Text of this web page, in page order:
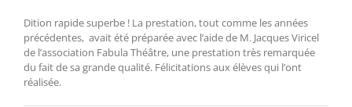
Dition rapide superbe ! La prestation, tout comme les années
précédentes, avait été préparée avec l’aide de M. Jacques Viricel
de l’association Fabula Théâtre, une prestation très remarquée
du fait de sa grande qualité. Félicitations aux élèves qui l’ont
réalisée.